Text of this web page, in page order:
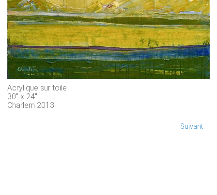
Acrylique sur toile
30" x 24"
Charlem 2013
Suivant